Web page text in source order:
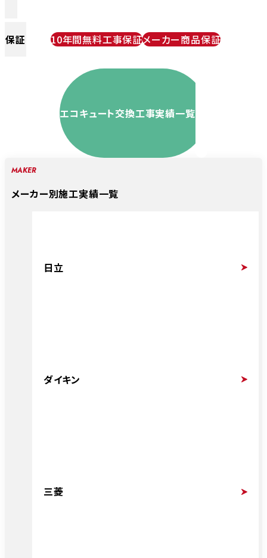
保証 10年間無料工事保証メーカー商品保証
エコキュート交換工事実績一覧
MAKER
メーカー別施工実績一覧
日立
ダイキン
三菱